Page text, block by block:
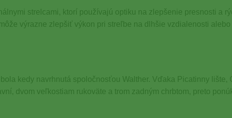
strelcami, ktorí používajú optiku na zlepšenie presnosti a
výrazne zlepšiť výkon pri streľbe na dlhšie vzdialenosti
kedy navrhnutá spoločnosťou Walther. Vďaka Picatinny lište,
dvom veľkostiam rukoväte a trom zadným chrbtom, preto